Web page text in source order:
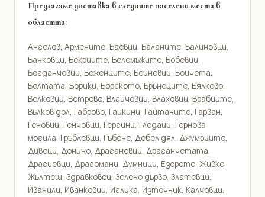
Предлагаме доставка в следните населени места в
областта:
Ангелов, Армените, Баевци, Баланите, Балиновци,
Банковци, Бекриите, Беломъжите, Бобевци,
Богданчовци, Боженците, Бойновци, Бойчета,
Болтата, Борики, Борското, Брънеците, Бялково,
Велковци, Ветрово, Влайчовци, Влаховци, Врабците,
Вълков дол, Габрово, Гайкини, Гайтаните, Гарван,
Геновци, Генчовци, Гергини, Гледаци, Горнова
могила, Гръблевци, Гъбене, Дебел дял, Джумриите,
Дивеци, Донино, Драгановци, Драганчетата,
Драгиевци, Драгомани, Думници, Езерото, Живко,
Жълтеш, Здравковец, Зелено дърво, Златевци,
Иванили, Иванковци, Иглика, Източник, Калчовци,